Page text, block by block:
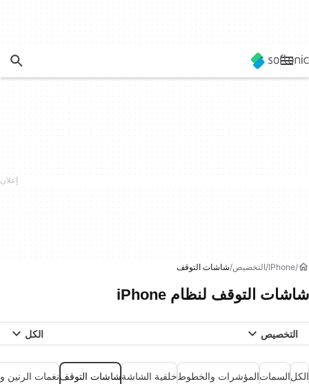
IPhone التخصيص شاشات التوقف
شاشات التوقف لنظام iPhone
التخصيص الكل
الكلالسماتالمؤشرات والخطوطخلفية الشاشةشاشات التوقفنغمات الرنين